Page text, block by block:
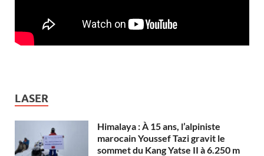
LASER
Himalaya : À 15 ans, l’alpiniste
marocain Youssef Tazi gravit le
sommet du Kang Yatse II à 6.250 m